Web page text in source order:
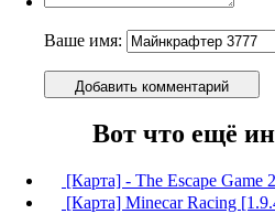
Ваше имя:
Добавить комментарий
Вот что ещё
[Карта] - The Escape Game 2
[Карта] Minecar Racing